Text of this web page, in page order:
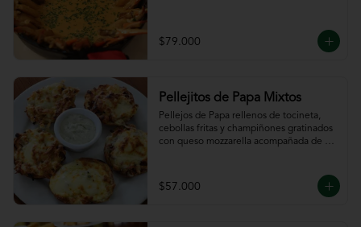
$79.000
Pellejitos de Papa Mixtos
Pellejos de Papa rellenos de tocineta,
cebollas fritas y champiñones gratinados
con queso mozzarella acompañada de
$57.000